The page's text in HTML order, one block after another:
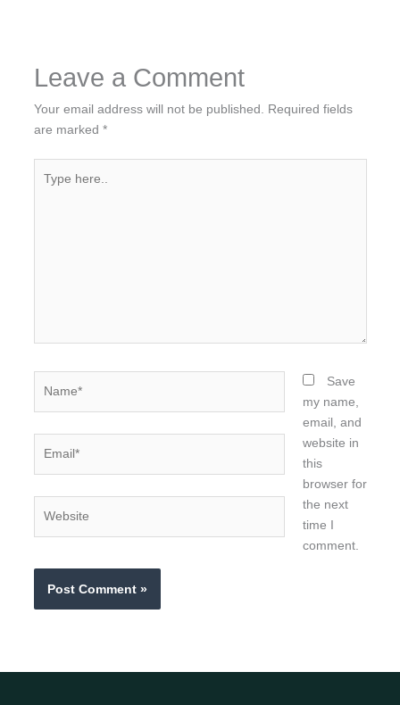
Leave a Comment
Your email address will not be published.
Required fields
are marked *
here..
Save
my name,
email, and
website in
this
browser for
the next
time I
comment.